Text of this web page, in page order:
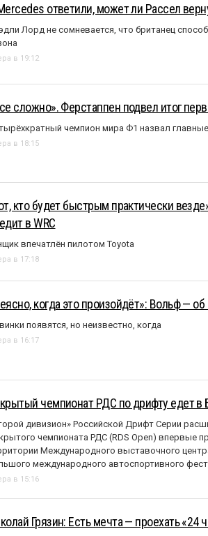
ответили, может ли Рассел
Лорд не сомневается, что британец
в 19:12
сложно». Ферстаппен подвел итог
чемпион мира Ф1 назвал
в 18:15
кто будет быстрым практически
в WRC
впечатлён пилотом Toyota
в 17:18
когда это произойдёт»: Вольф —
появятся, но неизвестно, когда
в 16:17
чемпионат РДС по дрифту едет в
дивизион» Российской Дрифт Серии
чемпионата РДС (RDS Open) впервые
Международного выставочного
международного автоспортивного
в 15:16
Грязин: Есть мечта — проехать «24